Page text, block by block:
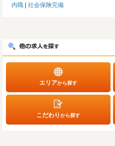
内職
社会保険完備
エリアから探す
こだわりから探す